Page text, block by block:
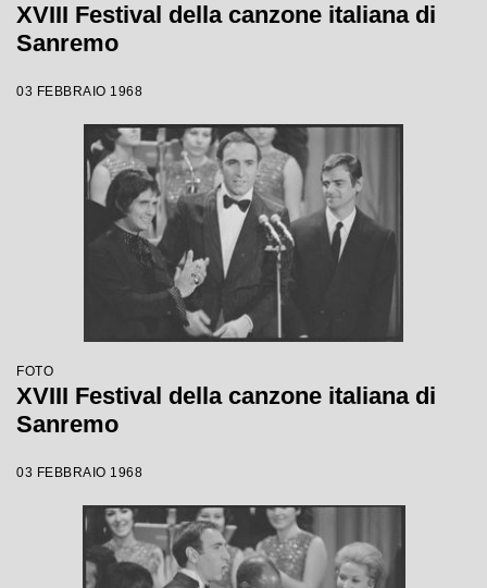
XVIII Festival della canzone italiana di
Sanremo
03 FEBBRAIO 1968
FOTO
XVIII Festival della canzone italiana di
Sanremo
03 FEBBRAIO 1968